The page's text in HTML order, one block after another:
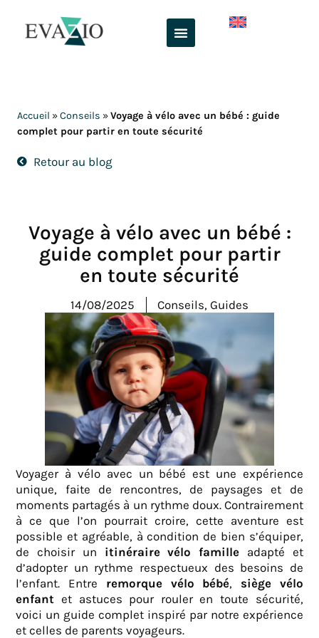
contenu
Accueil »Conseils »Voyage à vélo avec un bébé : guide
complet pour partir en toute sécurité
Retour au blog
Voyage à vélo avec un bébé :
guide complet pour partir
en toute sécurité
14/08/2025 Conseils, Guides
Voyager à vélo avec un bébé est une expérience
unique, faite de rencontres, de paysages et de
moments partagés à un rythme doux. Contrairement
à ce que l’on pourrait croire, cette aventure est
possible et agréable, à condition de bien s’équiper,
de choisir un itinéraire vélo famille adapté et
d’adopter un rythme respectueux des besoins de
l’enfant. Entre remorque vélo bébé, siège vélo
enfant et astuces pour rouler en toute sécurité,
voici un guide complet inspiré par notre expérience
et celles de parents voyageurs.